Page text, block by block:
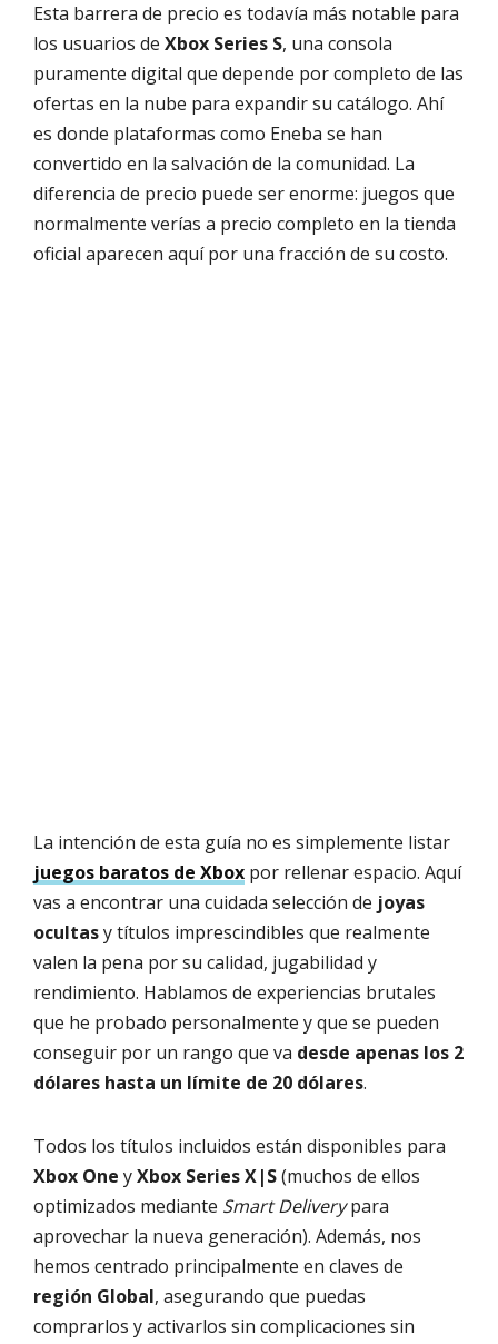
Esta barrera de precio es todavía más notable para
los usuarios de Xbox Series S, una consola
puramente digital que depende por completo de las
ofertas en la nube para expandir su catálogo. Ahí
es donde plataformas como Eneba se han
convertido en la salvación de la comunidad. La
diferencia de precio puede ser enorme: juegos que
normalmente verías a precio completo en la tienda
oficial aparecen aquí por una fracción de su costo.
La intención de esta guía no es simplemente listar
juegos baratos de Xbox por rellenar espacio. Aquí
vas a encontrar una cuidada selección de joyas
ocultasy títulos imprescindibles que realmente
valen la pena por su calidad, jugabilidad y
rendimiento. Hablamos de experiencias brutales
que he probado personalmente y que se pueden
conseguir por un rango que va desde apenas los 2
dólares hasta un límite de 20 dólares.
Todos los títulos incluidos están disponibles para
Xbox One yXbox Series X|S(muchos de ellos
optimizados mediante Smart Deliverypara
aprovechar la nueva generación). Además, nos
hemos centrado principalmente en claves de
región Global, asegurando que puedas
comprarlos y activarlos sin complicaciones sin